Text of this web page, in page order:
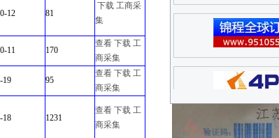
12 81
下载 工商采
集
11 170
查看 下载 工
商采集
19 95
查看 下载 工
商采集
18 1231
查看 下载 工
商采集